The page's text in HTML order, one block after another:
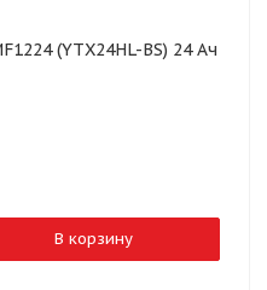
(YTX24HL-BS) 24 Ач
В корзину